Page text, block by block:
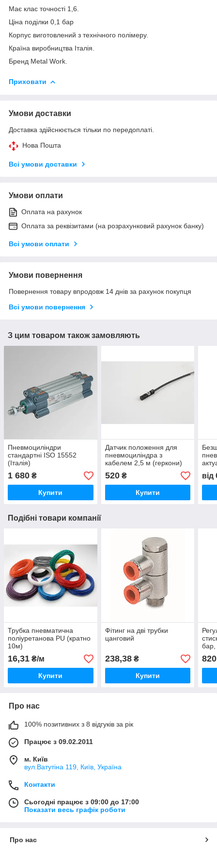
Має клас точності 1,6.
Ціна поділки 0,1 бар
Корпус виготовлений з технічного полімеру.
Країна виробництва Італія.
Бренд Metal Work.
Приховати
Умови доставки
Доставка здійснюється тільки по передоплаті.
Нова Пошта
Всі умови доставки
Умови оплати
Оплата на рахунок
Оплата за реквізитами (на розрахунковий рахунок банку)
Всі умови оплати
Умови повернення
Повернення товару впродовж 14 днів за рахунок покупця
Всі умови повернення
З цим товаром також замовляють
Пневмоциліндри
стандартні ISO 15552
(Італія)
1 680 ₴
Купити
Датчик положення для
пневмоциліндра з
кабелем 2,5 м (геркони)
Італія
520₴
Купити
від
Подібні товари компанії
Трубка пневматична
поліуретанова PU (кратно
10м)
16,31 ₴/м
Купити
Фітинг на дві трубки
цанговий
238,38₴
Купити
бар,
820
Про нас
100% позитивних з 8 відгуків за рік
Працює з 09.02.2011
м. Київ
вул.Ватутіна 119, Київ, Україна
Контакти
Сьогодні працює з 09:00 до 17:00
Показати весь графік роботи
Про нас